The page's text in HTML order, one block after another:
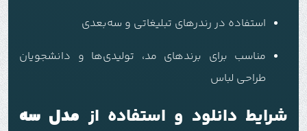
استفاده در رندرهای تبلیغاتی و سه‌بعدی
مناسب برای برندهای مد، تولیدی‌ها و دانشجویان
طراحی لباس
شرایط دانلود و استفاده از مدل سه